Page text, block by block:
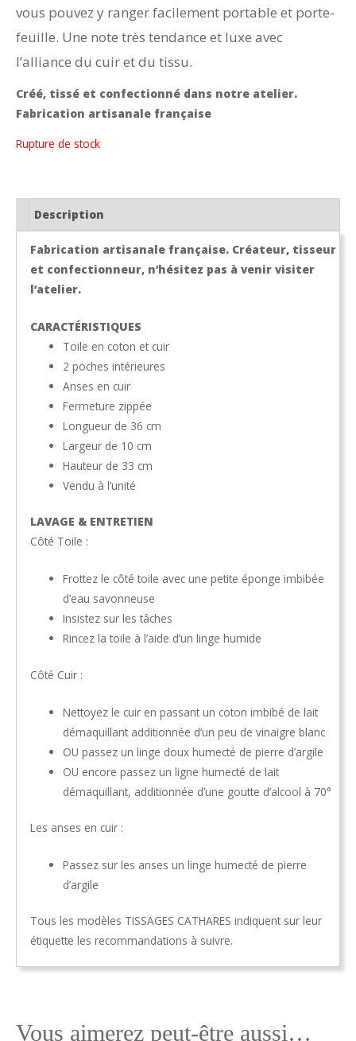
vous pouvez y ranger facilement portable et porte-
feuille. Une note très tendance et luxe avec
l’alliance du cuir et du tissu.
Créé, tissé et confectionné dans notre atelier.
Fabrication artisanale française
Rupture de stock
Description
Fabrication artisanale française. Créateur, tisseur
et confectionneur, n’hésitez pas à venir visiter
l’atelier.
CARACTÉRISTIQUES
Toile en coton et cuir
2 poches intérieures
Anses en cuir
Fermeture zippée
Longueur de 36 cm
Largeur de 10 cm
Hauteur de 33 cm
Vendu à l’unité
LAVAGE & ENTRETIEN
Côté Toile :
Frottez le côté toile avec une petite éponge imbibée
d’eau savonneuse
Insistez sur les tâches
Rincez la toile à l’aide d’un linge humide
Côté Cuir :
Nettoyez le cuir en passant un coton imbibé de lait
démaquillant additionnée d’un peu de vinaigre blanc
OU passez un linge doux humecté de pierre d’argile
OU encore passez un ligne humecté de lait
démaquillant, additionnée d’une goutte d’alcool à 70°
Les anses en cuir :
Passez sur les anses un linge humecté de pierre
d’argile
Tous les modèles TISSAGES CATHARES indiquent sur leur
étiquette les recommandations à suivre.
Vous aimerez peut-être aussi…